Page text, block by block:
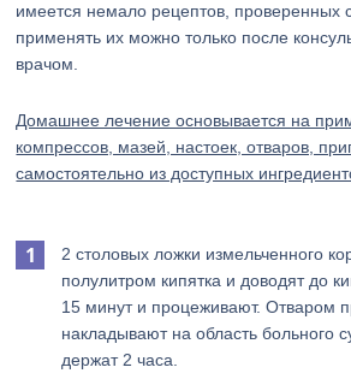
имеется немало рецептов, проверенных
применять их можно только после
врачом.
Домашнее лечение основывается на
компрессов, мазей, настоек, отваров,
самостоятельно из доступных
2 столовых ложки измельченного
полулитром кипятка и доводят до
15 минут и процеживают. Отваром
накладывают на область больного
держат 2 часа.